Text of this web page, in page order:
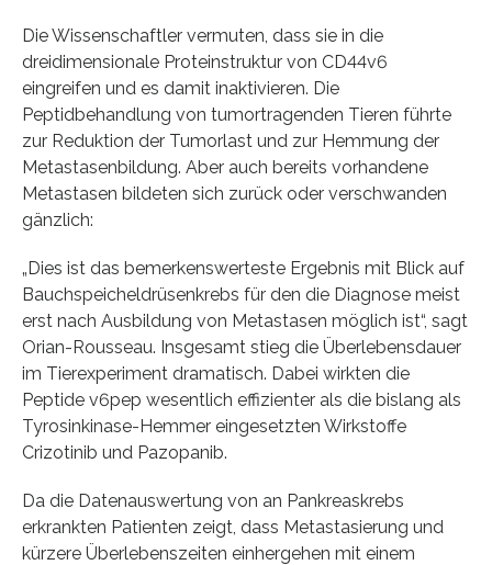
Die Wissenschaftler vermuten, dass sie in die
dreidimensionale Proteinstruktur von CD44v6
eingreifen und es damit inaktivieren. Die
Peptidbehandlung von tumortragenden Tieren führte
zur Reduktion der Tumorlast und zur Hemmung der
Metastasenbildung. Aber auch bereits vorhandene
Metastasen bildeten sich zurück oder verschwanden
gänzlich:
„Dies ist das bemerkenswerteste Ergebnis mit Blick auf
Bauchspeicheldrüsenkrebs für den die Diagnose meist
erst nach Ausbildung von Metastasen möglich ist“, sagt
Orian-Rousseau. Insgesamt stieg die Überlebensdauer
im Tierexperiment dramatisch. Dabei wirkten die
Peptide v6pep wesentlich effizienter als die bislang als
Tyrosinkinase-Hemmer eingesetzten Wirkstoffe
Crizotinib und Pazopanib.
Da die Datenauswertung von an Pankreaskrebs
erkrankten Patienten zeigt, dass Metastasierung und
kürzere Überlebenszeiten einhergehen mit einem